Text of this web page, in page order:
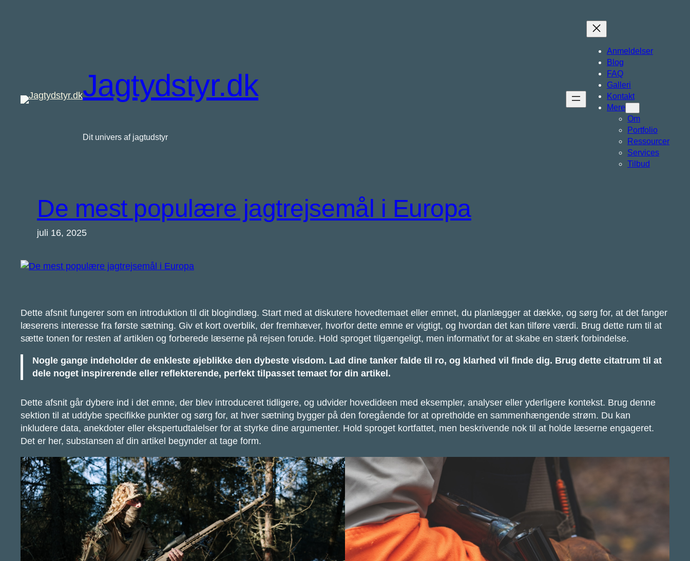
Jagtydstyr.dk
Dit univers af jagtudstyr
Anmeldelser
Blog
FAQ
Galleri
Kontakt
Mere
Om
Portfolio
Ressourcer
Services
Tilbud
De mest populære jagtrejsemål i Europa
juli 16, 2025
Dette afsnit fungerer som en introduktion til dit blogindlæg. Start med at diskutere hovedtemaet eller emnet, du planlægger at dække, og sørg for, at det fanger
læserens interesse fra første sætning. Giv et kort overblik, der fremhæver, hvorfor dette emne er vigtigt, og hvordan det kan tilføre værdi. Brug dette rum til at
sætte tonen for resten af artiklen og forberede læserne på rejsen forude. Hold sproget tilgængeligt, men informativt for at skabe en stærk forbindelse.
Nogle gange indeholder de enkleste øjeblikke den dybeste visdom. Lad dine tanker falde til ro, og klarhed vil finde dig. Brug dette citatrum til at
dele noget inspirerende eller reflekterende, perfekt tilpasset temaet for din artikel.
Dette afsnit går dybere ind i det emne, der blev introduceret tidligere, og udvider hovedideen med eksempler, analyser eller yderligere kontekst. Brug denne
sektion til at uddybe specifikke punkter og sørg for, at hver sætning bygger på den foregående for at opretholde en sammenhængende strøm. Du kan
inkludere data, anekdoter eller ekspertudtalelser for at styrke dine argumenter. Hold sproget kortfattet, men beskrivende nok til at holde læserne engageret.
Det er her, substansen af din artikel begynder at tage form.